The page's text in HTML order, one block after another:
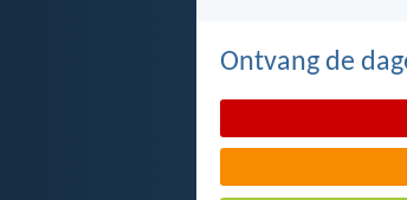
Ontvang de